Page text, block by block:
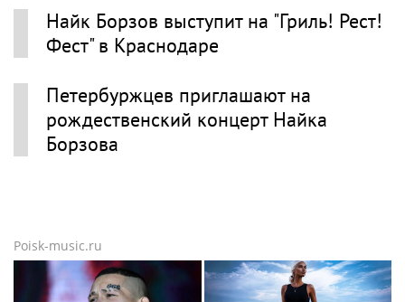
Найк Борзов выступит на "Гриль! Рест!
Фест" в Краснодаре
Петербуржцев приглашают на
рождественский концерт Найка
Борзова
Poisk-music.ru